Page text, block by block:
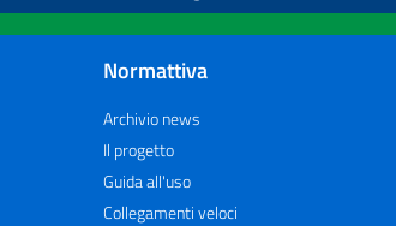
Normattiva
Archivio news
Il progetto
Guida all'uso
Collegamenti veloci